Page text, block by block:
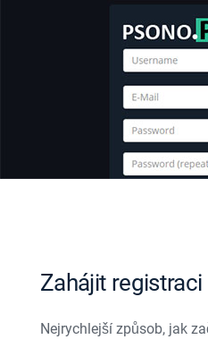
Zahájit registraci
Nejrychlejší způsob, jak